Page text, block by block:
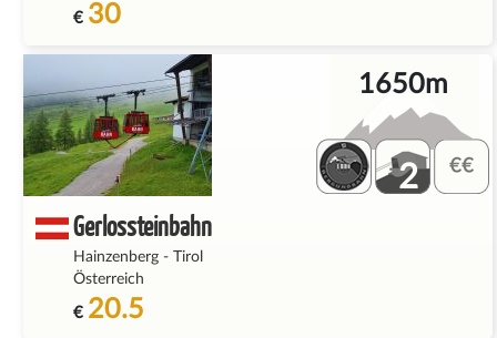
€ 30
Gerlossteinbahn
Hainzenberg- Tirol
Österreich
€ 20.5
1650m
2